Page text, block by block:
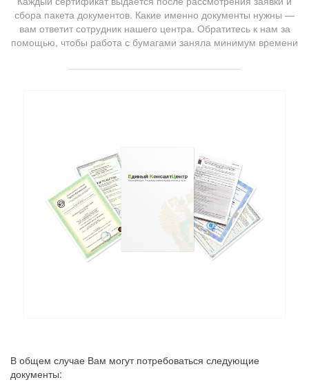
сбора пакета документов. Какие именно документы нужны —
вам ответит сотрудник нашего центра. Обратитесь к нам за
помощью, чтобы работа с бумагами заняла минимум времени
В общем случае Вам могут потребоваться следующие
документы: